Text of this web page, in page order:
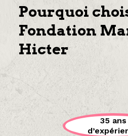
Pourquoi
Fondation
Hicter
35 ans